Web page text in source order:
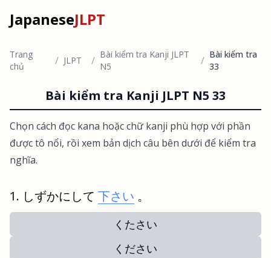
JapaneseJLPT
Trang
chủ
/ JLPT / Bài kiểm tra Kanji JLPT
N5
/ Bài kiểm tra
33
Bài kiểm tra Kanji JLPT N5 33
Chọn cách đọc kana hoặc chữ kanji phù hợp với phần
được tô nổi, rồi xem bản dịch câu bên dưới để kiểm tra
nghĩa.
しずかにして 下さい 。
くたさい
ください